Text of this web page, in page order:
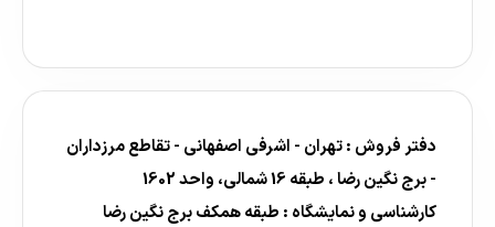
دفتر فروش : تهران - اشرفی اصفهانی - تقاطع مرزداران
- برج نگین رضا ، طبقه 16 شمالی، واحد 1602
کارشناسی و نمایشگاه : طبقه همکف برج نگین رضا